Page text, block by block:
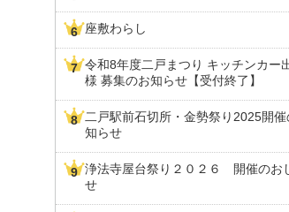
座敷わらし
令和8年度二戸まつり キッチンカー
様 募集のお知らせ【受付終了】
二戸駅前石切所・金勢祭り2025開催
知らせ
浄法寺屋台祭り２０２６ 開催のお
せ